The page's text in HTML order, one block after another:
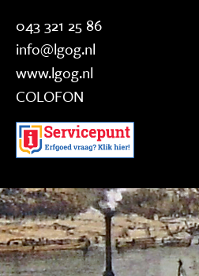
043 321 25 86
info@lgog.nl
www.lgog.nl
COLOFON